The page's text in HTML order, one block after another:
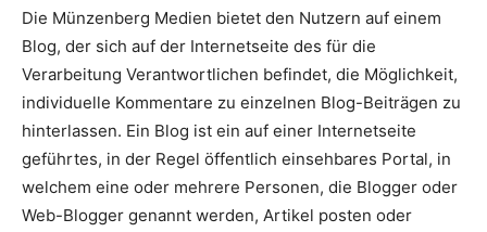
Die Münzenberg Medien bietet den Nutzern auf einem
Blog, der sich auf der Internetseite des für die
Verarbeitung Verantwortlichen befindet, die Möglichkeit,
individuelle Kommentare zu einzelnen Blog-Beiträgen zu
hinterlassen. Ein Blog ist ein auf einer Internetseite
geführtes, in der Regel öffentlich einsehbares Portal, in
welchem eine oder mehrere Personen, die Blogger oder
Web-Blogger genannt werden, Artikel posten oder